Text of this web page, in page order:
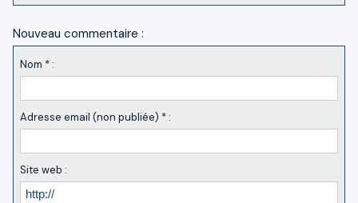
Nouveau commentaire :
Nom * :
Adresse email (non publiée) * :
Site web :